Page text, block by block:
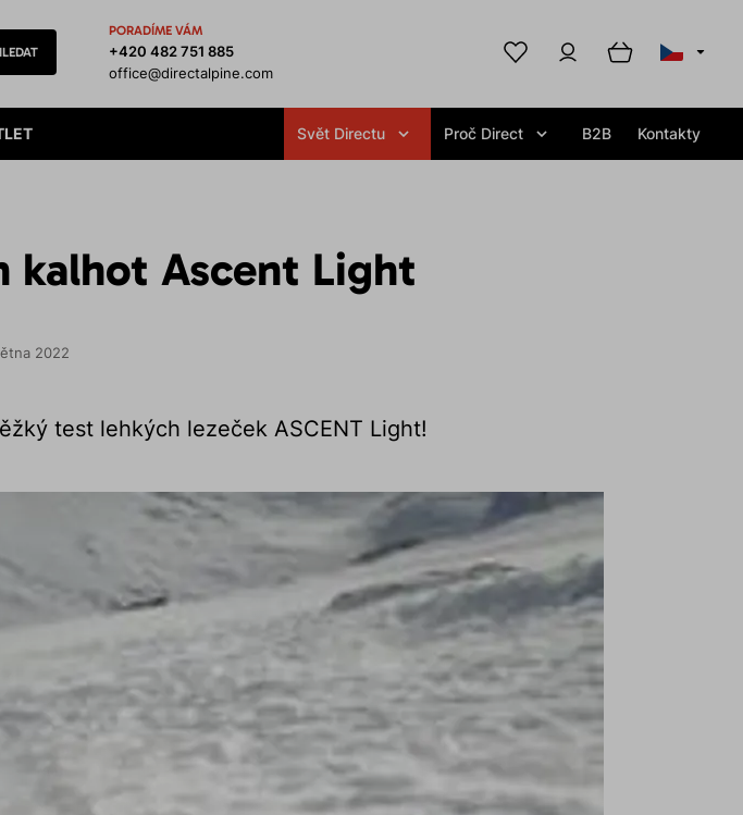
PORADÍME VÁM
+420 482 751 885
office@directalpine.com
Svět Directu Proč Direct B2B Kontakty
kalhot Ascent Light
2022
test lehkých lezeček ASCENT Light!